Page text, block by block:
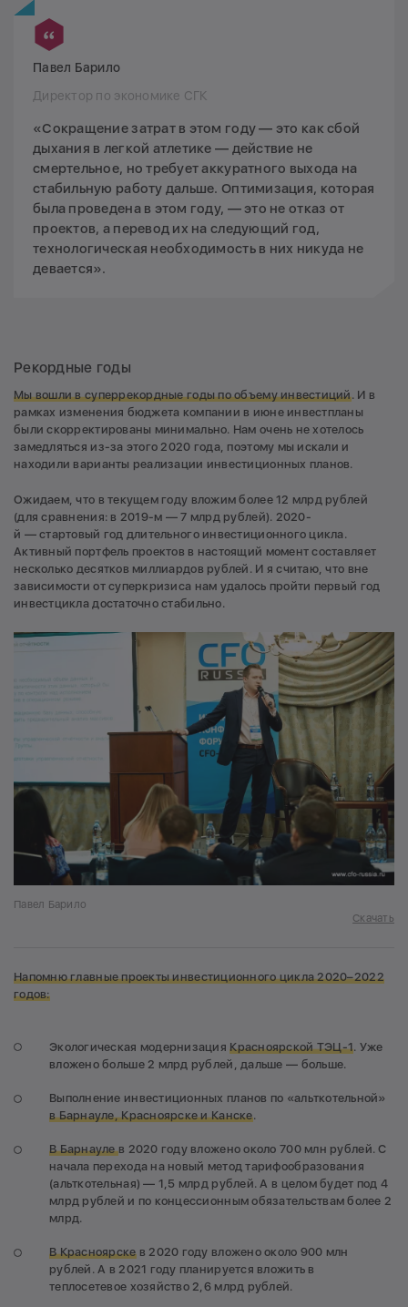
Павел Барило
Директор по экономике СГК
«Сокращение затрат в этом году — это как сбой
дыхания в легкой атлетике — действие не
смертельное, но требует аккуратного выхода на
стабильную работу дальше. Оптимизация, которая
была проведена в этом году, — это не отказ от
проектов, а перевод их на следующий год,
технологическая необходимость в них никуда не
девается».
Рекордные годы
Мы вошли в суперрекордные годы по объему инвестиций. И в
рамках изменения бюджета компании в июне инвестпланы
были скорректированы минимально. Нам очень не хотелось
замедляться из-за этого 2020 года, поэтому мы искали и
находили варианты реализации инвестиционных планов.
Ожидаем, что в текущем году вложим более 12 млрд рублей
(для сравнения: в 2019-м — 7 млрд рублей). 2020-
й — стартовый год длительного инвестиционного цикла.
Активный портфель проектов в настоящий момент составляет
несколько десятков миллиардов рублей. И я считаю, что вне
зависимости от суперкризиса нам удалось пройти первый год
инвестцикла достаточно стабильно.
Павел Барило
Скачать
Напомню главные проекты инвестиционного цикла 2020–2022
годов:
Экологическая модернизацияКрасноярской ТЭЦ-1. Уже
вложено больше 2 млрд рублей, дальше — больше.
Выполнение инвестиционных планов по «альткотельной»
в Барнауле, Красноярске и Канске.
В Барнаулев 2020 году вложено около 700 млн рублей. С
начала перехода на новый метод тарифообразования
(альткотельная) — 1,5 млрд рублей. А в целом будет под 4
млрд рублей и по концессионным обязательствам более 2
млрд.
В Красноярскев 2020 году вложено около 900 млн
рублей. А в 2021 году планируется вложить в
теплосетевое хозяйство 2,6 млрд рублей.